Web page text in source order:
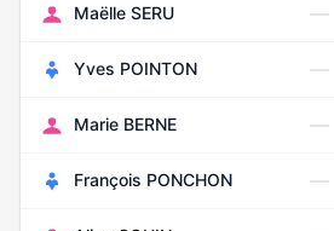
Maëlle SERU —
Yves POINTON —
Marie BERNE —
François PONCHON —